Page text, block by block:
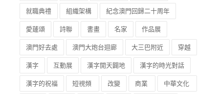
就職典禮 組織架構 紀念澳門回歸二十周年
愛蓮頌 詩聯 書畫 名家 作品展
澳門好去處 澳門大炮台迴廊 大三巴附近 穿越
漢字 互動展 漢字開天闢地 漢字的時光對話
漢字的祝福 短視頻 改變 商業 中華文化